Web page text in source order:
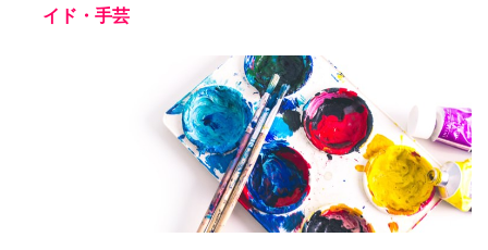
イド・手芸